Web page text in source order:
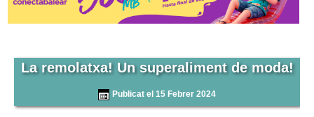
La remolatxa! Un superaliment de moda!
Publicat el 15 Febrer 2024